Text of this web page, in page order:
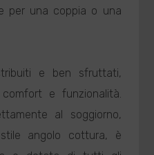
per una coppia o una
e ben sfruttati,
e funzionalità.
al soggiorno,
angolo cottura, è